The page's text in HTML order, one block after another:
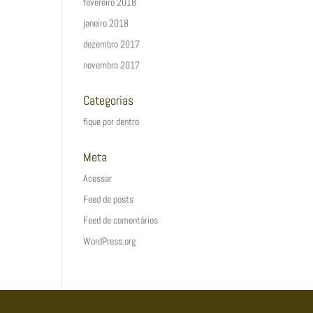
janeiro 2018
dezembro 2017
novembro 2017
Categorias
fique por dentro
Meta
Acessar
Feed de posts
Feed de comentários
WordPress.org